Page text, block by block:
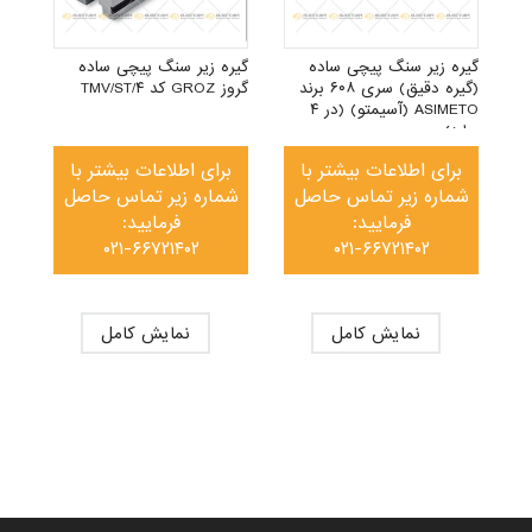
گیره زیر سنگ پیچی ساده
گروز GROZ کد TMV/ST/۴
برای اطلاعات بیشتر با
شماره زیر تماس حاصل
فرمایید:
۰۲۱-۶۶۷۲۱۴۰۲
نمایش کامل
گیره زیر سنگ پیچی ساده
(گیره دقیق) سری ۶۰۸ برند
ASIMETO (آسیمتو) (در ۴
سایز)
برای اطلاعات بیشتر با
شماره زیر تماس حاصل
فرمایید:
۰۲۱-۶۶۷۲۱۴۰۲
نمایش کامل